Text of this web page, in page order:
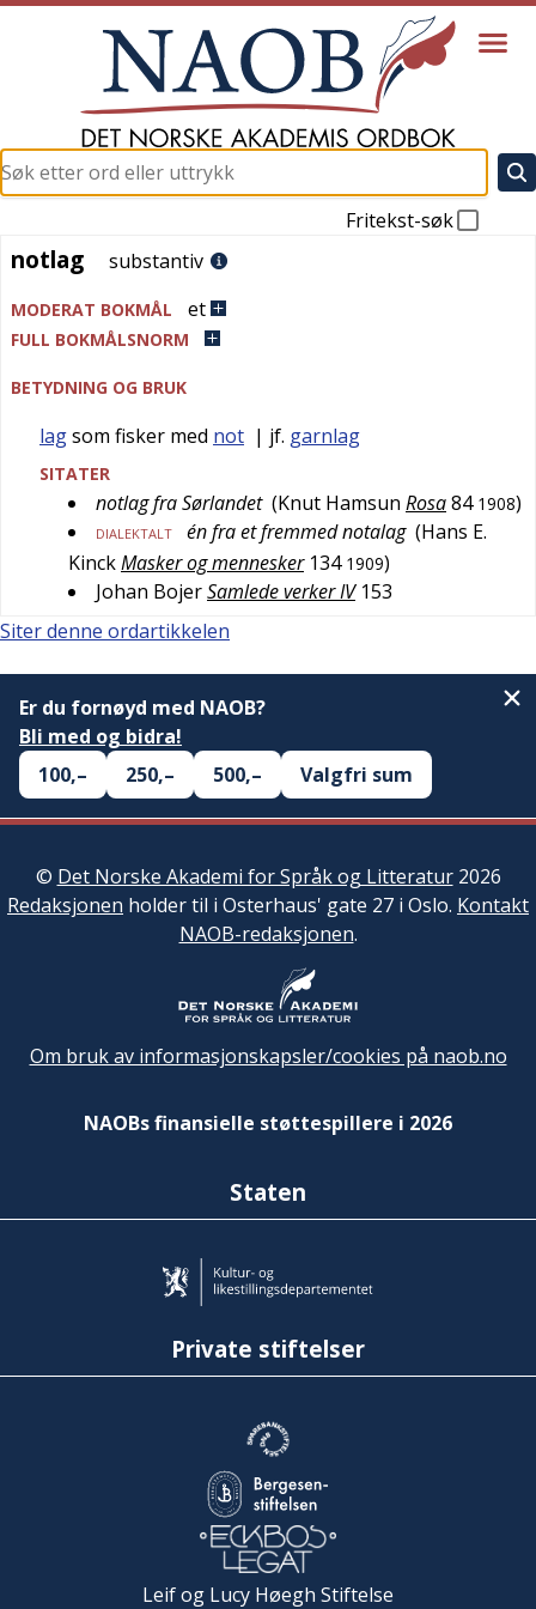
Fritekst-søk
notlag
notlag substantiv
MODERAT BOKMÅL et
FULL BOKMÅLSNORM
BETYDNING OG BRUK
lagsom fisker med not | jf. garnlag
SITATER
notlag fra Sørlandet (Knut Hamsun Rosa84 1908)
DIALEKTALT én fra et fremmed notalag (Hans E.
KinckMasker og mennesker 134 1909)
Johan BojerSamlede verker IV 153
Siter denne ordartikkelen
Er du fornøyd med NAOB?
Bli med og bidra!
100,–
250,– 500,– Valgfri sum
© Det Norske Akademi for Språk og Litteratur2026
Redaksjonen holder til i Osterhaus' gate 27 i Oslo. Kontakt
NAOB-redaksjonen.
Om bruk av informasjonskapsler/cookies på naob.no
NAOBs finansielle støttespillere i 2026
Staten
Private stiftelser
Leif og Lucy Høegh Stiftelse